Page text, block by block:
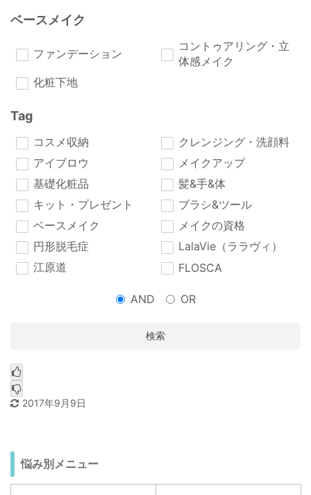
ベースメイク
ファンデーション
コントゥアリング・立
体感メイク
化粧下地
Tag
コスメ収納
クレンジング・洗顔料
アイブロウ
メイクアップ
基礎化粧品
髪&手&体
キット・プレゼント
ブラシ&ツール
ベースメイク
メイクの資格
円形脱毛症
LalaVie（ララヴィ）
江原道
FLOSCA
AND OR
検索
2017年9月9日
悩み別メニュー